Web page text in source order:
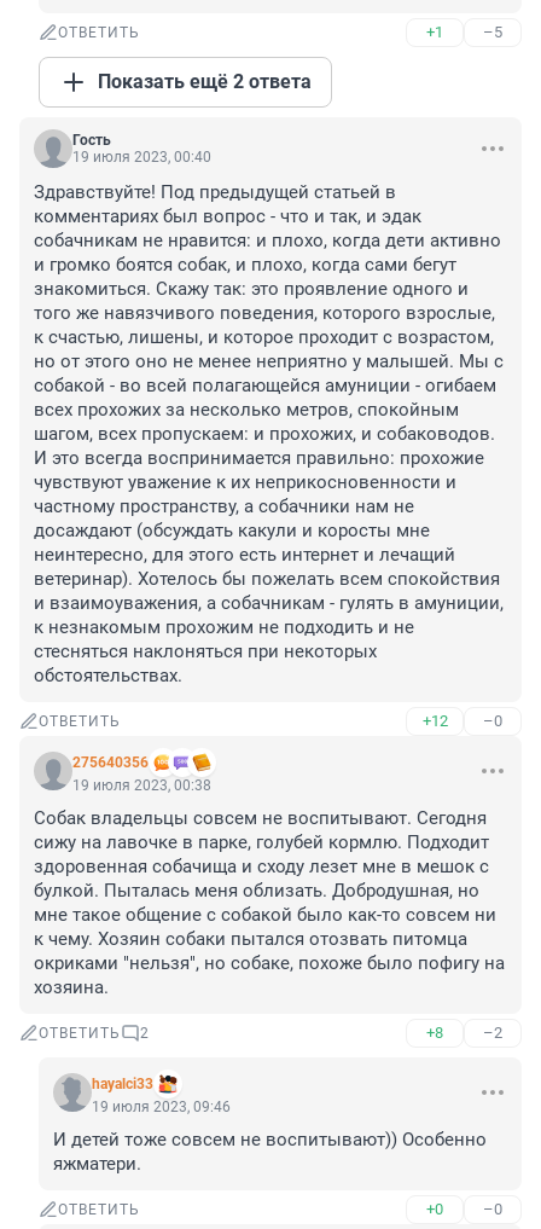
ОТВЕТИТЬ +1 –5
Показать ещё 2 ответа
Гость
19 июля 2023, 00:40
Здравствуйте! Под предыдущей статьей в
комментариях был вопрос - что и так, и эдак
собачникам не нравится: и плохо, когда дети активно
и громко боятся собак, и плохо, когда сами бегут
знакомиться. Скажу так: это проявление одного и
того же навязчивого поведения, которого взрослые,
к счастью, лишены, и которое проходит с возрастом,
но от этого оно не менее неприятно у малышей. Мы с
собакой - во всей полагающейся амуниции - огибаем
всех прохожих за несколько метров, спокойным
шагом, всех пропускаем: и прохожих, и собаководов.
И это всегда воспринимается правильно: прохожие
чувствуют уважение к их неприкосновенности и
частному пространству, а собачники нам не
досаждают (обсуждать какули и коросты мне
неинтересно, для этого есть интернет и лечащий
ветеринар). Хотелось бы пожелать всем спокойствия
и взаимоуважения, а собачникам - гулять в амуниции,
к незнакомым прохожим не подходить и не
стесняться наклоняться при некоторых
обстоятельствах.
ОТВЕТИТЬ +12 –0
275640356
19 июля 2023, 00:38
Собак владельцы совсем не воспитывают. Сегодня
сижу на лавочке в парке, голубей кормлю. Подходит
здоровенная собачища и сходу лезет мне в мешок с
булкой. Пыталась меня облизать. Добродушная, но
мне такое общение с собакой было как-то совсем ни
к чему. Хозяин собаки пытался отозвать питомца
окриками "нельзя", но собаке, похоже было пофигу на
хозяина.
ОТВЕТИТЬ 2 +8 –2
hayalci33
19 июля 2023, 09:46
И детей тоже совсем не воспитывают)) Особенно
яжматери.
ОТВЕТИТЬ +0 –0